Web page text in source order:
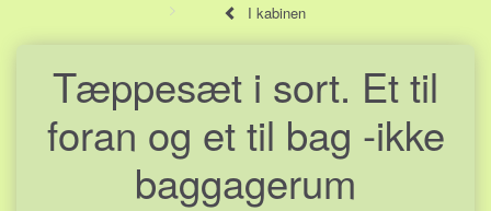
I kabinen
Tæppesæt i sort. Et til
foran og et til bag -ikke
baggagerum